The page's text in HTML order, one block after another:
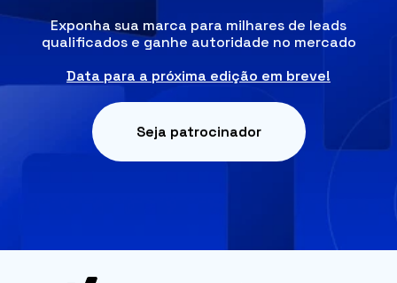
Exponha sua marca para milhares de leads
qualificados e ganhe autoridade no mercado
Data para a próxima edição em breve!
Seja patrocinador